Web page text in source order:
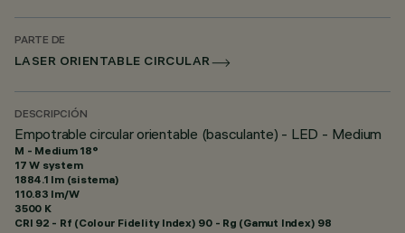
PARTE DE
LASER ORIENTABLE CIRCULAR
DESCRIPCIÓN
Empotrable circular orientable (basculante) - LED - Medium
M - Medium 18°
17 W system
1884.1 lm (sistema)
110.83 lm/W
3500 K
CRI 92 - Rf (Colour Fidelity Index) 90 - Rg (Gamut Index) 98